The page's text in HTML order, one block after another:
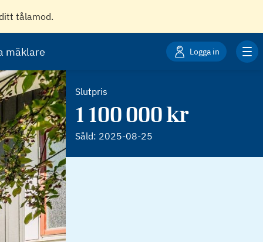
tålamod.
mäklare Logga in
Slutpris
1 100 000 kr
Såld: 2025-08-25